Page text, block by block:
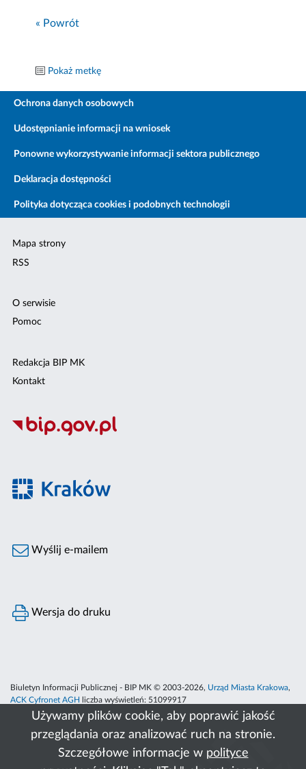
Używamy plików cookie, aby poprawić jakość
przeglądania oraz analizować ruch na stronie.
Szczegółowe informacje w polityce
« Powrót
Pokaż metkę
Ochrona danych osobowych
Udostępnianie informacji na wniosek
Ponowne wykorzystywanie informacji sektora publicznego
Deklaracja dostępności
Polityka dotycząca cookies i podobnych technologii
Mapa strony
RSS
O serwisie
Pomoc
Redakcja BIP MK
Kontakt
Wyślij e-mailem
Wersja do druku
Biuletyn Informacji Publicznej - BIP MK © 2003-2026, Urząd Miasta Krakowa,
ACK Cyfronet AGH
liczba wyświetleń: 51099917